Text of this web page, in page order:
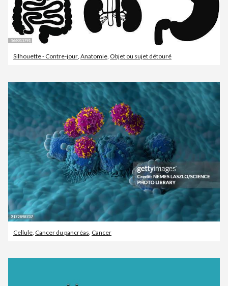
Silhouette - Contre-jour, Anatomie, Objet ou sujet détouré
Cellule Cancer du pancréas Cancer